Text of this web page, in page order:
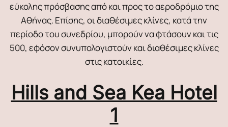
εύκολης πρόσβασης από και προς το αεροδρόμιο της
Αθήνας. Επίσης, οι διαθέσιμες κλίνες, κατά την
περίοδο του συνεδρίου, μπορούν να φτάσουν και τις
500, εφόσον συνυπολογιστούν και διαθέσιμες κλίνες
στις κατοικίες.
Hills and Sea Kea Hotel
1